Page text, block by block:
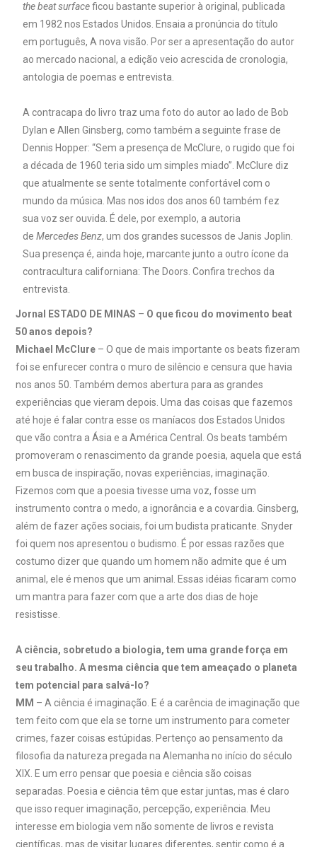
the beat surfaceficou bastante superior à original, publicada
em 1982 nos Estados Unidos. Ensaia a pronúncia do título
em português, A nova visão. Por ser a apresentação do autor
ao mercado nacional, a edição veio acrescida de cronologia,
antologia de poemas e entrevista.
A contracapa do livro traz uma foto do autor ao lado de Bob
Dylan e Allen Ginsberg, como também a seguinte frase de
Dennis Hopper: “Sem a presença de McClure, o rugido que foi
a década de 1960 teria sido um simples miado”. McClure diz
que atualmente se sente totalmente confortável com o
mundo da música. Mas nos idos dos anos 60 também fez
sua voz ser ouvida. É dele, por exemplo, a autoria
de Mercedes Benz, um dos grandes sucessos de Janis Joplin.
Sua presença é, ainda hoje, marcante junto a outro ícone da
contracultura californiana: The Doors. Confira trechos da
entrevista.
Jornal ESTADO DE MINAS – O que ficou do movimento beat
50 anos depois?
Michael McClure – O que de mais importante os beats fizeram
foi se enfurecer contra o muro de silêncio e censura que havia
nos anos 50. Também demos abertura para as grandes
experiências que vieram depois. Uma das coisas que fazemos
até hoje é falar contra esse os maníacos dos Estados Unidos
que vão contra a Ásia e a América Central. Os beats também
promoveram o renascimento da grande poesia, aquela que está
em busca de inspiração, novas experiências, imaginação.
Fizemos com que a poesia tivesse uma voz, fosse um
instrumento contra o medo, a ignorância e a covardia. Ginsberg,
além de fazer ações sociais, foi um budista praticante. Snyder
foi quem nos apresentou o budismo. É por essas razões que
costumo dizer que quando um homem não admite que é um
animal, ele é menos que um animal. Essas idéias ficaram como
um mantra para fazer com que a arte dos dias de hoje
resistisse.
A ciência, sobretudo a biologia, tem uma grande força em
seu trabalho. A mesma ciência que tem ameaçado o planeta
tem potencial para salvá-lo?
MM – A ciência é imaginação. E é a carência de imaginação que
tem feito com que ela se torne um instrumento para cometer
crimes, fazer coisas estúpidas. Pertenço ao pensamento da
filosofia da natureza pregada na Alemanha no início do século
XIX. E um erro pensar que poesia e ciência são coisas
separadas. Poesia e ciência têm que estar juntas, mas é claro
que isso requer imaginação, percepção, experiência. Meu
interesse em biologia vem não somente de livros e revista
científicas, mas de visitar lugares diferentes, sentir como é a